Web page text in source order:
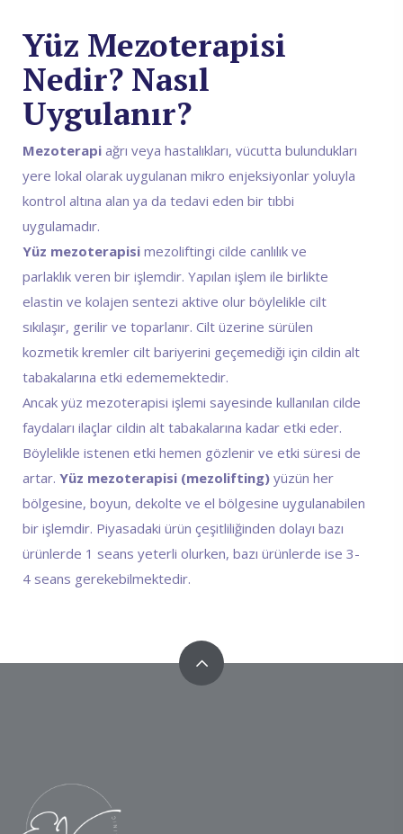
Yüz Mezoterapisi
Nedir? Nasıl
Uygulanır?
Mezoterapi ağrı veya hastalıkları, vücutta bulundukları
yere lokal olarak uygulanan mikro enjeksiyonlar yoluyla
kontrol altına alan ya da tedavi eden bir tıbbi
uygulamadır.
Yüz mezoterapisi mezoliftingi cilde canlılık ve
parlaklık veren bir işlemdir. Yapılan işlem ile birlikte
elastin ve kolajen sentezi aktive olur böylelikle cilt
sıkılaşır, gerilir ve toparlanır. Cilt üzerine sürülen
kozmetik kremler cilt bariyerini geçemediği için cildin alt
tabakalarına etki edememektedir.
Ancak yüz mezoterapisi işlemi sayesinde kullanılan cilde
faydaları ilaçlar cildin alt tabakalarına kadar etki eder.
Böylelikle istenen etki hemen gözlenir ve etki süresi de
artar. Yüz mezoterapisi (mezolifting) yüzün her
bölgesine, boyun, dekolte ve el bölgesine uygulanabilen
bir işlemdir. Piyasadaki ürün çeşitliliğinden dolayı bazı
ürünlerde 1 seans yeterli olurken, bazı ürünlerde ise 3-
4 seans gerekebilmektedir.